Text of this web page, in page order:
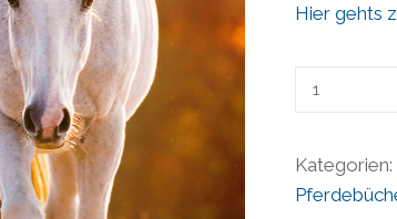
Hier gehts
Horse
Thema
Kategorien: